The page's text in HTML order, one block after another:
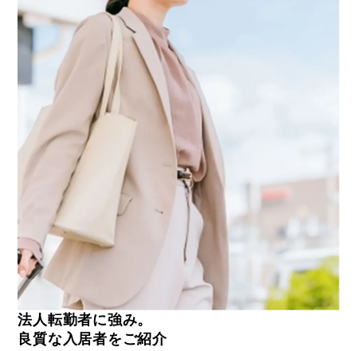
法人転勤者に強み。
良質な入居者をご紹介